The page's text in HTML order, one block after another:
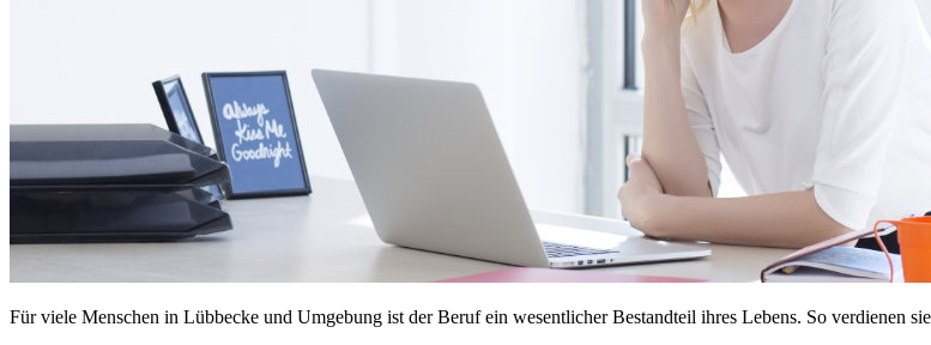
Für viele Menschen in Lübbecke und Umgebung ist der Beruf ein wesentlicher Bestandteil ihres Lebens. So verdienen